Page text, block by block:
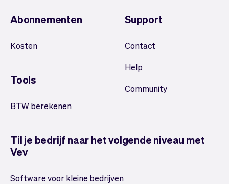
Abonnementen
Kosten
Tools
BTW berekenen
Support
Contact
Help
Community
Til je bedrijf naar het volgende niveau met
Vev
Software voor kleine bedrijven